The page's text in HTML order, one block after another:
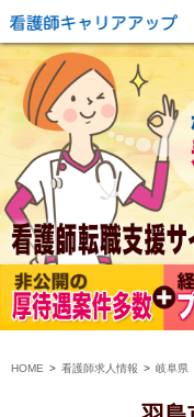
HOME 看護師求人情報 岐阜県